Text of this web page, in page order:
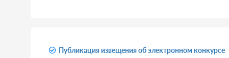
Публикация извещения об электронном конкурсе